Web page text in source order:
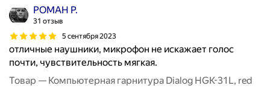
РОМАН Р.
31 отзыв
5 сентября 2023
отличные наушники, микрофон не искажает голос
почти, чувствительность мягкая.
Товар — Компьютерная гарнитура Dialog HGK-31L, red